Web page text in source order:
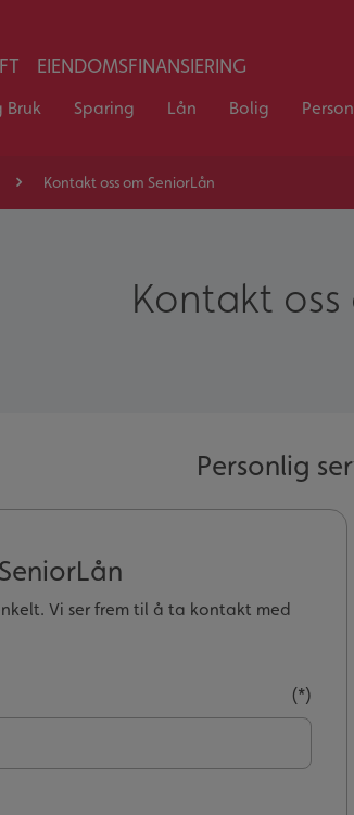
EIENDOMSFINANSIERING
Bruk Sparing Lån Bolig
Kontakt oss om SeniorLån
Kontakt
Personlig
Vi ser frem til å ta kontakt med